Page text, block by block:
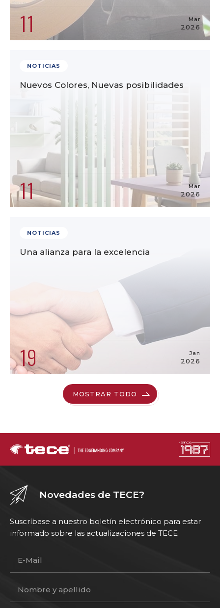
11 Mar
2026
NOTICIAS
Nuevos Colores, Nuevas posibilidades
11 Mar
2026
NOTICIAS
Una alianza para la excelencia
19 Jan
2026
MOSTRAR TODO
Novedades de TECE?
Suscríbase a nuestro boletín electrónico para estar
informado sobre las actualizaciones de TECE